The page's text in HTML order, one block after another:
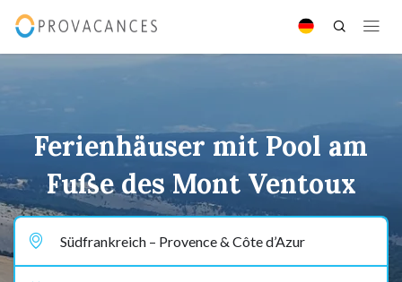
Ferienhäuser mit Pool am
Fuße des Mont Ventoux